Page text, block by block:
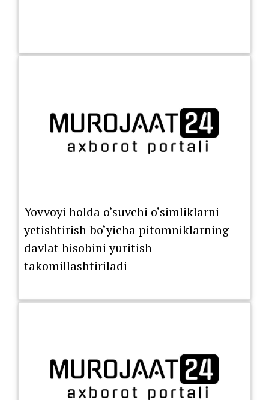
Yovvoyi holda o‘suvchi o‘simliklarni
yetishtirish bo‘yicha pitomniklarning
davlat hisobini yuritish
takomillashtiriladi